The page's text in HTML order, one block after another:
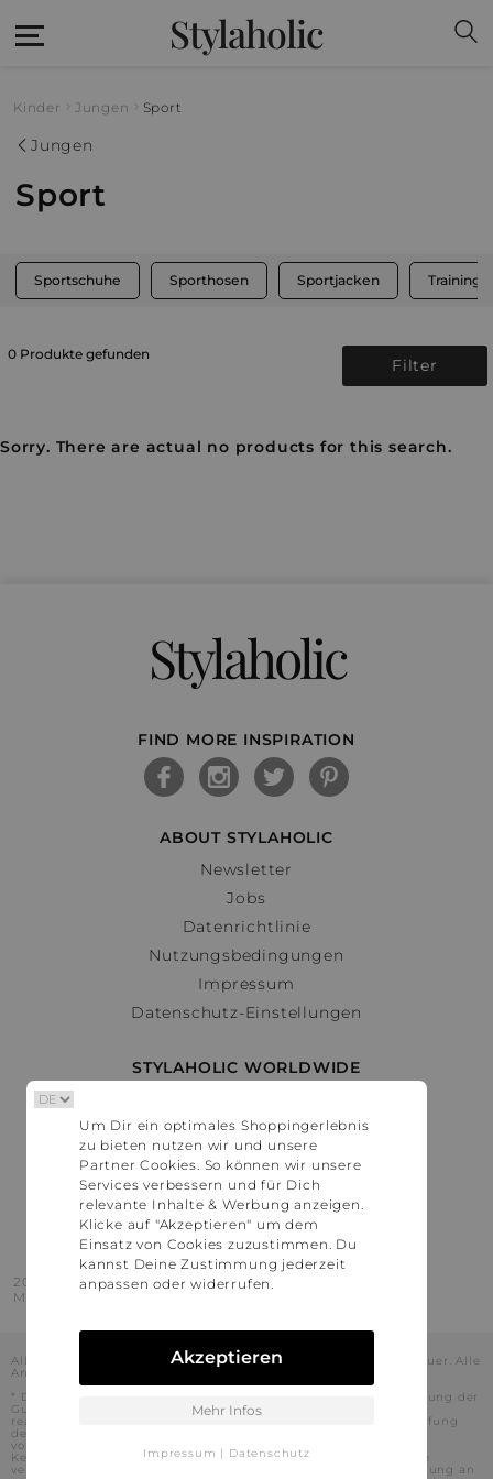
Stylaholic
Kinder Jungen Sport
Jungen
Sport
Sportschuhe Sporthosen Sportjacken
0 Produkte gefunden
Filter
Sorry. There are actual no products for this search.
Stylaholic
FIND MORE INSPIRATION
ABOUT STYLAHOLIC
Newsletter
Jobs
Datenrichtlinie
Nutzungsbedingungen
Impressum
Datenschutz-Einstellungen
STYLAHOLIC WORLDWIDE
Österreich
Schweiz
France
United States
2016 - 2026 © Stylaholic.
Made for you with love in munich.
Alle Preise inkl. der jeweils geltenden gesetzlichen Mehrwertsteuer. Alle
Angaben ohne Gewähr.
* Die angezeigten Preise beinhalten Rabatte, die durch die Nutzung der
Gutschein-Codes auf den Seiten unserer Partner voraussichtlich
realisiert werden können. Stylaholic führt keine vollständige Prüfung
der Gutschein-Codes durch und es kann daher in Einzelfällen
vorkommen, dass die Gutscheine abweichend von unserem
Kenntnisstand bei dem jeweiligen Shop nicht oder nur teilweise
verwendet werden können. Darüber hinaus kann deren Verwendung an
Um Dir ein optimales Shoppingerlebnis
zu bieten nutzen wir und unsere
Partner Cookies. So können wir unsere
Services verbessern und für Dich
relevante Inhalte & Werbung anzeigen.
Klicke auf "Akzeptieren" um dem
Einsatz von Cookies zuzustimmen. Du
kannst Deine Zustimmung jederzeit
anpassen oder widerrufen.
Akzeptieren
Mehr Infos
Impressum | Datenschutz